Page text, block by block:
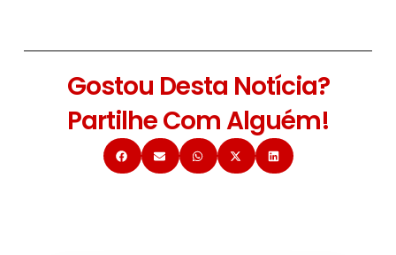
Gostou Desta Notícia?
Partilhe Com Alguém!